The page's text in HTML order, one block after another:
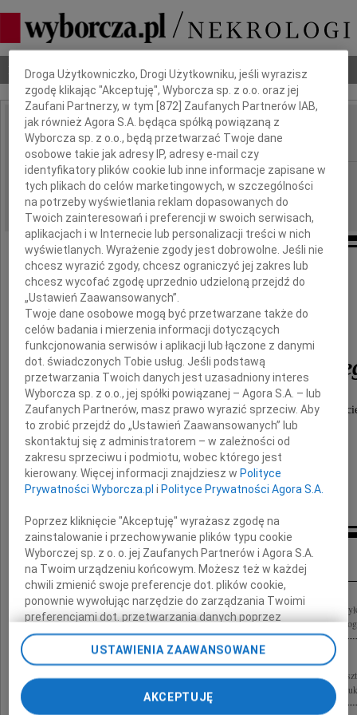
Nekrologi Odeszli Poradnik pogrzebowy
IMIĘ I NAZWISKO: Juliusz A. Chrościcki
REGION: Warszawa
DATA EMISJI: 22.01.2024
Z głębokim żalem żegnam
Profesora
Juliusza A.
wybitnego historyka sztuki, wspaniałego
całym sercem oddanego swoim uczniom
Ewa Kociszewska
Inne kondolencje
16 stycznia 2024 roku zmarł Profesor Juliusz A. Chrościcki Żegnaj Drogi Julku
umysłu i serca oddanym przyjacielem. Pozostaniesz na zawsze w mojej pamięci.
Z żalem żegnamy Prof. dr. hab. Juliusza A. Chrościckiego (1942-2024) historyka
nowożytnej sztuki i kultury wieloletniego członka Stowarzyszenia Historyków
Dbamy o Twoją prywatność
Droga Użytkowniczko, Drogi Użytkowniku, jeśli wyrazisz
zgodę klikając "Akceptuję", Wyborcza sp. z o.o. oraz jej
Zaufani Partnerzy, w tym [872 ] Zaufanych Partnerów IAB,
jak również Agora S.A. będąca spółką powiązaną z
Wyborcza sp. z o.o., będą przetwarzać Twoje dane
osobowe takie jak adresy IP, adresy e-mail czy
identyfikatory plików cookie lub inne informacje zapisane w
tych plikach do celów marketingowych, w szczególności
na potrzeby wyświetlania reklam dopasowanych do
Twoich zainteresowań i preferencji w swoich serwisach,
aplikacjach i w Internecie lub personalizacji treści w nich
wyświetlanych. Wyrażenie zgody jest dobrowolne. Jeśli nie
chcesz wyrazić zgody, chcesz ograniczyć jej zakres lub
chcesz wycofać zgodę uprzednio udzieloną przejdź do
„Ustawień Zaawansowanych”.
Twoje dane osobowe mogą być przetwarzane także do
celów badania i mierzenia informacji dotyczących
funkcjonowania serwisów i aplikacji lub łączone z danymi
dot. świadczonych Tobie usług. Jeśli podstawą
przetwarzania Twoich danych jest uzasadniony interes
Wyborcza sp. z o.o., jej spółki powiązanej – Agora S.A. – lub
Zaufanych Partnerów, masz prawo wyrazić sprzeciw. Aby
to zrobić przejdź do „Ustawień Zaawansowanych” lub
skontaktuj się z administratorem – w zależności od
zakresu sprzeciwu i podmiotu, wobec którego jest
kierowany. Więcej informacji znajdziesz w Polityce
Prywatności Wyborcza.pl i Polityce Prywatności Agora S.A.
Poprzez kliknięcie "Akceptuję" wyrażasz zgodę na
zainstalowanie i przechowywanie plików typu cookie
Wyborczej sp. z o. o. jej Zaufanych Partnerów i Agora S.A.
na Twoim urządzeniu końcowym. Możesz też w każdej
chwili zmienić swoje preferencje dot. plików cookie,
ponownie wywołując narzędzie do zarządzania Twoimi
preferencjami dot. przetwarzania danych poprzez
odnośnik „Ustawienia prywatności” w stopce serwisu i
przechodząc do sekcji „Ustawienia zaawansowane”.
Zmiana ustawień plików cookie możliwa jest także za
pomocą ustawień przeglądarki.
USTAWIENIA ZAAWANSOWANE
AKCEPTUJĘ